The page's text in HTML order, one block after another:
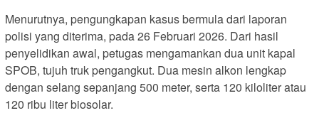
Menurutnya, pengungkapan kasus bermula dari laporan
polisi yang diterima, pada 26 Februari 2026. Dari hasil
penyelidikan awal, petugas mengamankan dua unit kapal
SPOB, tujuh truk pengangkut. Dua mesin alkon lengkap
dengan selang sepanjang 500 meter, serta 120 kiloliter atau
120 ribu liter biosolar.